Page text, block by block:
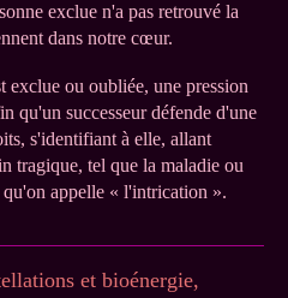
exclue n'a pas retrouvé la
dans notre cœur.
exclue ou oubliée, une pression
qu'un successeur défende d'une
s'identifiant à elle, allant
tragique, tel que la maladie ou
appelle « l'intrication ».
et bioénergie,